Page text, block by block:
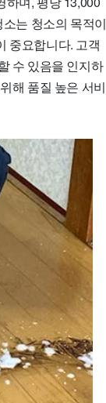
는 청소의 목적이
중요합니다. 고객
수 있음을 인지하
해 품질 높은 서비